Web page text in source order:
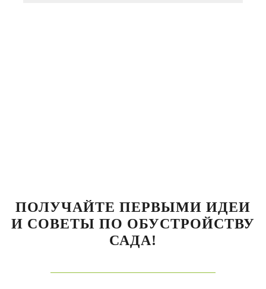
ПОЛУЧАЙТЕ ПЕРВЫМИ ИДЕИ
И СОВЕТЫ ПО ОБУСТРОЙСТВУ
САДА!